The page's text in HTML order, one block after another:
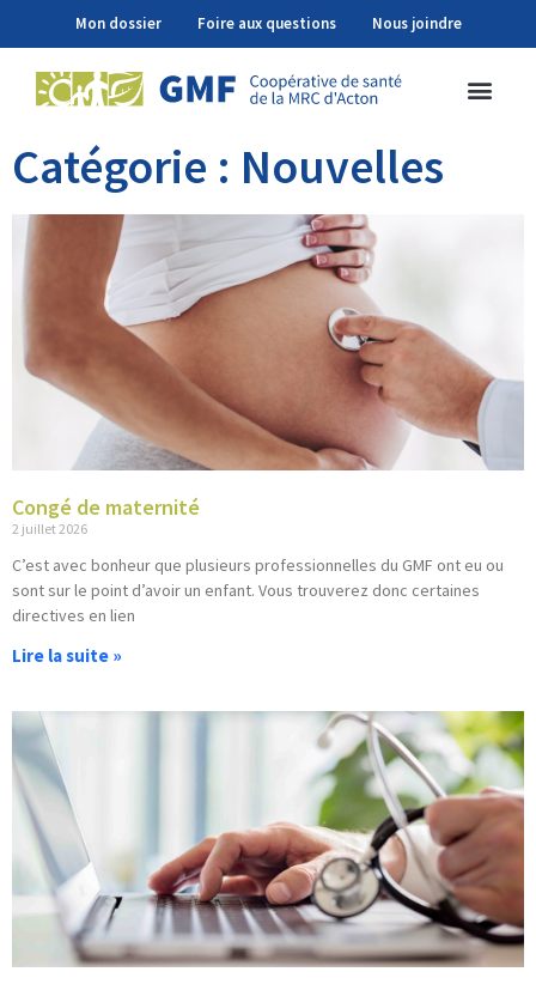
Mon dossier Foire aux questions Nous joindre
Catégorie : Nouvelles
Congé de maternité
2 juillet 2026
C’est avec bonheur que plusieurs professionnelles du GMF ont eu ou
sont sur le point d’avoir un enfant. Vous trouverez donc certaines
directives en lien
Lire la suite »